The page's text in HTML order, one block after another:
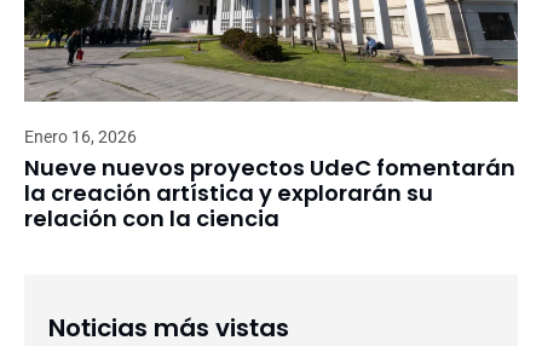
Enero 16, 2026
Nueve nuevos proyectos UdeC fomentarán
la creación artística y explorarán su
relación con la ciencia
Noticias más vistas